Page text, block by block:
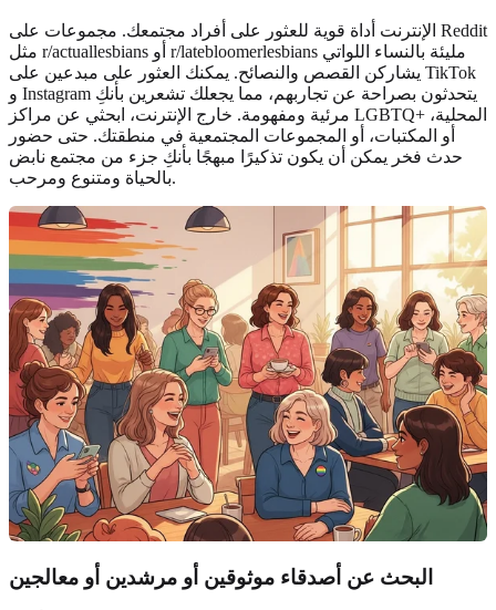
الإنترنت أداة قوية للعثور على أفراد مجتمعك. مجموعات على Reddit
مثل r/actuallesbians أو r/latebloomerlesbians مليئة بالنساء اللواتي
يشاركن القصص والنصائح. يمكنك العثور على مبدعين على TikTok
و Instagram يتحدثون بصراحة عن تجاربهم، مما يجعلك تشعرين بأنكِ
مرئية ومفهومة. خارج الإنترنت، ابحثي عن مراكز LGBTQ+ المحلية،
أو المكتبات، أو المجموعات المجتمعية في منطقتك. حتى حضور
حدث فخر يمكن أن يكون تذكيرًا مبهجًا بأنكِ جزء من مجتمع نابض
بالحياة ومتنوع ومرحب.
البحث عن أصدقاء موثوقين أو مرشدين أو معالجين